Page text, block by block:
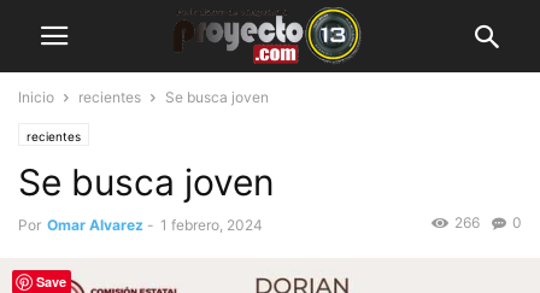
Inicio recientes Se busca joven
recientes
Se busca joven
Por Omar Alvarez - 1 febrero, 2024 0
266
Save